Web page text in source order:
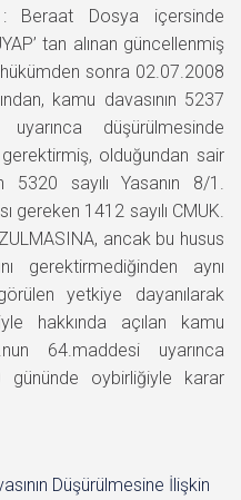
: Beraat Dosya içersinde
tan alınan güncellenmiş
hükümden sonra 02.07.2008
kamu davasının 5237
düşürülmesinde
gerektirmiş, olduğundan sair
sayılı Yasanın 8/1.
1412 sayılı CMUK.
ancak bu husus
gerektirmediğinden aynı
yetkiye dayanılarak
hakkında açılan kamu
64.maddesi uyarınca
gününde oybirliğiyle karar
Düşürülmesine İlişkin